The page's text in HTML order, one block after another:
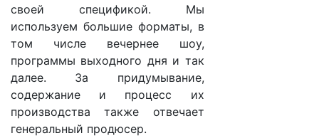
своей спецификой. Мы
используем большие форматы, в
том числе вечернее шоу,
программы выходного дня и так
далее. За придумывание,
содержание и процесс их
производства также отвечает
генеральный продюсер.